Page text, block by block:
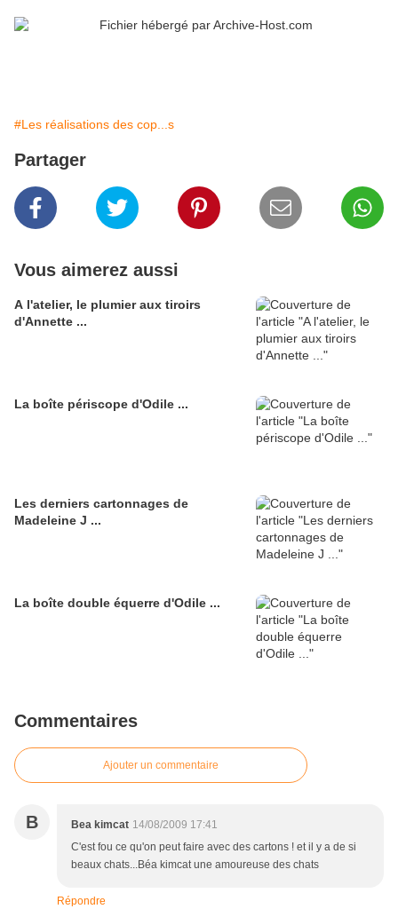
#Les réalisations des cop...s
Partager
Vous aimerez aussi
A l'atelier, le plumier aux tiroirs
d'Annette ...
La boîte périscope d'Odile ...
Les derniers cartonnages de
Madeleine J ...
La boîte double équerre d'Odile ...
Commentaires
Ajouter un commentaire
B Bea kimcat 14/08/2009 17:41
C'est fou ce qu'on peut faire avec des cartons ! et il y a de si
beaux chats...Béa kimcat une amoureuse des chats
Répondre